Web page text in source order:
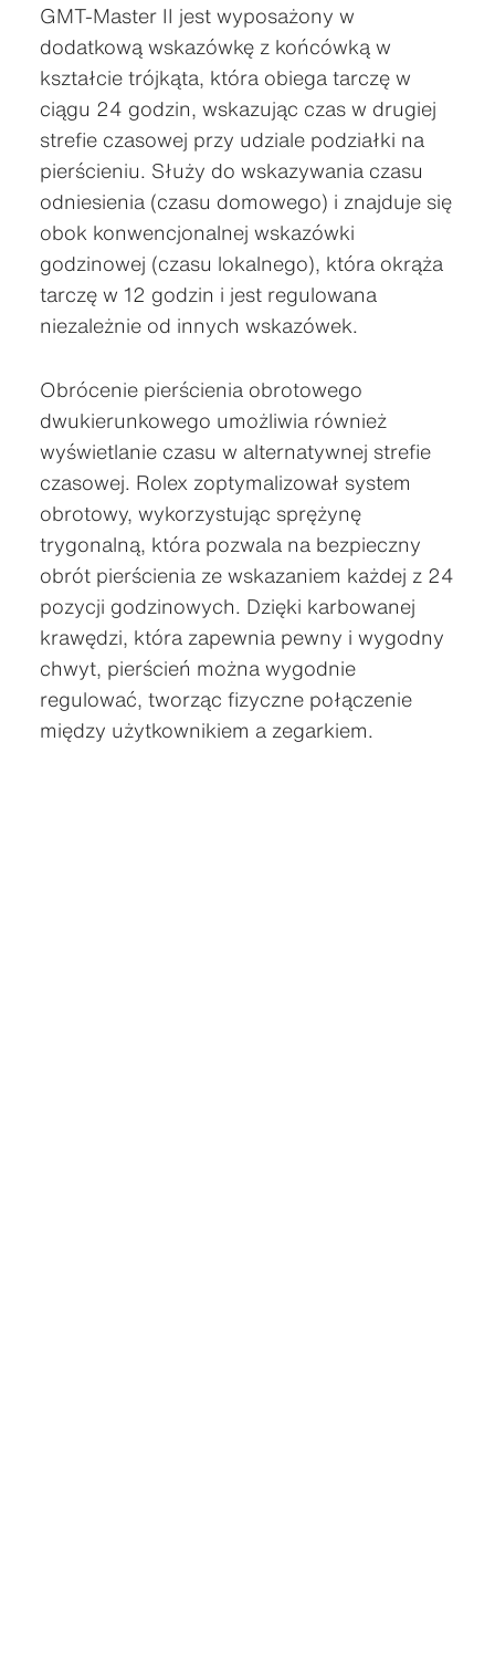
GMT-Master II jest wyposażony w
dodatkową wskazówkę z końcówką w
kształcie trójkąta, która obiega tarczę w
ciągu 24 godzin, wskazując czas w drugiej
strefie czasowej przy udziale podziałki na
pierścieniu. Służy do wskazywania czasu
odniesienia (czasu domowego) i znajduje się
obok konwencjonalnej wskazówki
godzinowej (czasu lokalnego), która okrąża
tarczę w 12 godzin i jest regulowana
niezależnie od innych wskazówek.
Obrócenie pierścienia obrotowego
dwukierunkowego umożliwia również
wyświetlanie czasu w alternatywnej strefie
czasowej. Rolex zoptymalizował system
obrotowy, wykorzystując sprężynę
trygonalną, która pozwala na bezpieczny
obrót pierścienia ze wskazaniem każdej z 24
pozycji godzinowych. Dzięki karbowanej
krawędzi, która zapewnia pewny i wygodny
chwyt, pierścień można wygodnie
regulować, tworząc fizyczne połączenie
między użytkownikiem a zegarkiem.